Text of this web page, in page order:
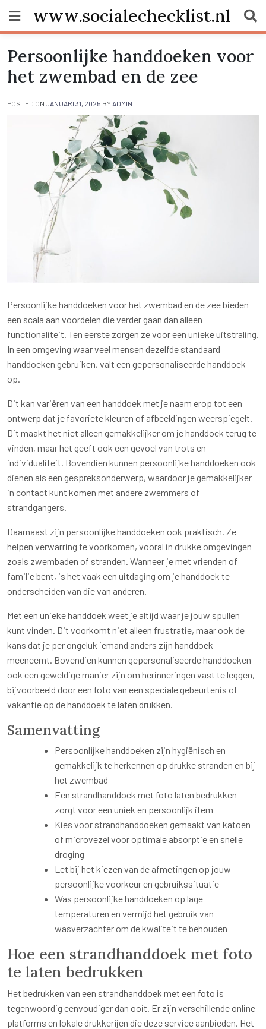
content
www.socialechecklist.nl
Persoonlijke handdoeken voor
het zwembad en de zee
POSTED ON JANUARI 31, 2025 BY ADMIN
Persoonlijke handdoeken voor het zwembad en de zee bieden
een scala aan voordelen die verder gaan dan alleen
functionaliteit. Ten eerste zorgen ze voor een unieke uitstraling.
In een omgeving waar veel mensen dezelfde standaard
handdoeken gebruiken, valt een gepersonaliseerde handdoek
op.
Dit kan variëren van een handdoek met je naam erop tot een
ontwerp dat je favoriete kleuren of afbeeldingen weerspiegelt.
Dit maakt het niet alleen gemakkelijker om je handdoek terug te
vinden, maar het geeft ook een gevoel van trots en
individualiteit. Bovendien kunnen persoonlijke handdoeken ook
dienen als een gespreksonderwerp, waardoor je gemakkelijker
in contact kunt komen met andere zwemmers of
strandgangers.
Daarnaast zijn persoonlijke handdoeken ook praktisch. Ze
helpen verwarring te voorkomen, vooral in drukke omgevingen
zoals zwembaden of stranden. Wanneer je met vrienden of
familie bent, is het vaak een uitdaging om je handdoek te
onderscheiden van die van anderen.
Met een unieke handdoek weet je altijd waar je jouw spullen
kunt vinden. Dit voorkomt niet alleen frustratie, maar ook de
kans dat je per ongeluk iemand anders zijn handdoek
meeneemt. Bovendien kunnen gepersonaliseerde handdoeken
ook een geweldige manier zijn om herinneringen vast te leggen,
bijvoorbeeld door een foto van een speciale gebeurtenis of
vakantie op de handdoek te laten drukken.
Samenvatting
Persoonlijke handdoeken zijn hygiënisch en
gemakkelijk te herkennen op drukke stranden en bij
het zwembad
Een strandhanddoek met foto laten bedrukken
zorgt voor een uniek en persoonlijk item
Kies voor strandhanddoeken gemaakt van katoen
of microvezel voor optimale absorptie en snelle
droging
Let bij het kiezen van de afmetingen op jouw
persoonlijke voorkeur en gebruikssituatie
Was persoonlijke handdoeken op lage
temperaturen en vermijd het gebruik van
wasverzachter om de kwaliteit te behouden
Hoe een strandhanddoek met foto
te laten bedrukken
Het bedrukken van een strandhanddoek met een foto is
tegenwoordig eenvoudiger dan ooit. Er zijn verschillende online
platforms en lokale drukkerijen die deze service aanbieden. Het